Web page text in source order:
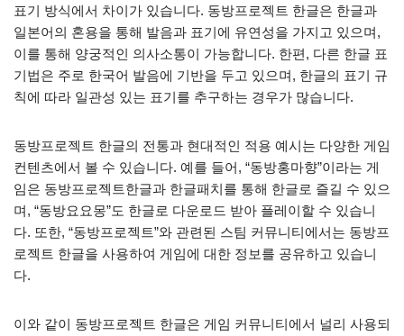
표기 방식에서 차이가 있습니다. 동방프로젝트 한글은 한글과
일본어의 혼용을 통해 발음과 표기에 유연성을 가지고 있으며,
이를 통해 양궁적인 의사소통이 가능합니다. 한편, 다른 한글 표
기법은 주로 한국어 발음에 기반을 두고 있으며, 한글의 표기 규
칙에 따라 일관성 있는 표기를 추구하는 경우가 많습니다.
동방프로젝트 한글의 전통과 현대적인 적용 예시는 다양한 게임
컨텐츠에서 볼 수 있습니다. 예를 들어, “동방홍마향”이라는 게
임은 동방프로젝트한글과 한글패치를 통해 한글로 즐길 수 있으
며, “동방요요몽”도 한글로 다운로드 받아 플레이할 수 있습니
다. 또한, “동방프로젝트”와 관련된 스팀 커뮤니티에서는 동방프
로젝트 한글을 사용하여 게임에 대한 정보를 공유하고 있습니
다.
이와 같이 동방프로젝트 한글은 게임 커뮤니티에서 널리 사용되